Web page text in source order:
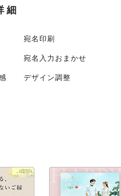
細
宛名印刷
宛名入力おまかせ
デザイン調整